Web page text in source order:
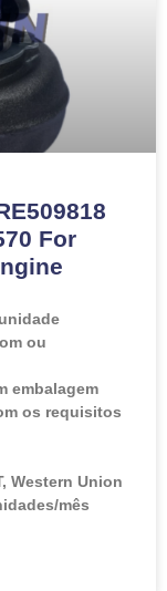
For
ou
embalagem
os requisitos
Western Union
mês